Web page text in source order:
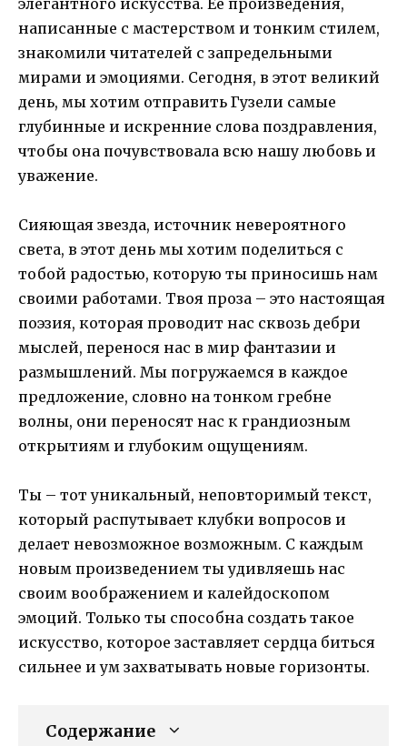
написанные с мастерством и тонким стилем,
знакомили читателей с запредельными
мирами и эмоциями. Сегодня, в этот великий
день, мы хотим отправить Гузели самые
глубинные и искренние слова поздравления,
чтобы она почувствовала всю нашу любовь и
уважение.
Сияющая звезда, источник невероятного
света, в этот день мы хотим поделиться с
тобой радостью, которую ты приносишь нам
своими работами. Твоя проза – это настоящая
поэзия, которая проводит нас сквозь дебри
мыслей, перенося нас в мир фантазии и
размышлений. Мы погружаемся в каждое
предложение, словно на тонком гребне
волны, они переносят нас к грандиозным
открытиям и глубоким ощущениям.
Ты – тот уникальный, неповторимый текст,
который распутывает клубки вопросов и
делает невозможное возможным. С каждым
новым произведением ты удивляешь нас
своим воображением и калейдоскопом
эмоций. Только ты способна создать такое
искусство, которое заставляет сердца биться
сильнее и ум захватывать новые горизонты.
Содержание